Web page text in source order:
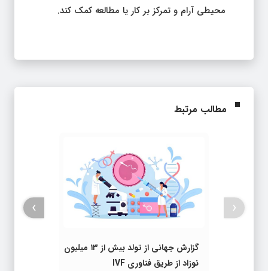
محیطی آرام و تمرکز بر کار یا مطالعه کمک کند.
مطالب مرتبط
گزارش جهانی از تولد بیش از ۱۳ میلیون
نوزاد از طریق فناوری IVF
‹
›